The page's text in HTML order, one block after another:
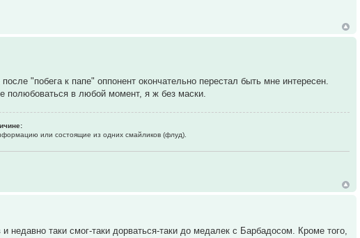
"побега к папе" оппонент окончательно перестал быть мне интересен.
в любой момент, я ж без маски.
или состоящие из одних смайликов (флуд).
таки смог-таки дорваться-таки до медалек с Барбадосом. Кроме того,